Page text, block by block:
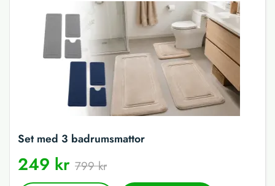
Set med 3 badrumsmattor
249 kr 799 kr